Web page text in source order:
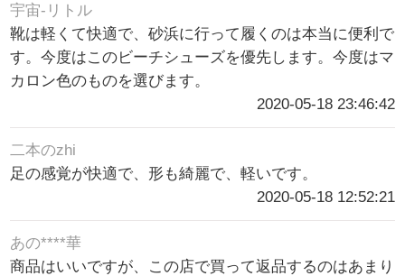
宇宙-リトル
靴は軽くて快適で、砂浜に行って履くのは本当に便利で
す。今度はこのビーチシューズを優先します。今度はマ
カロン色のものを選びます。
2020-05-18 23:46:42
二本のzhi
足の感覚が快適で、形も綺麗で、軽いです。
2020-05-18 12:52:21
あの****華
商品はいいですが、この店で買って返品するのはあまり